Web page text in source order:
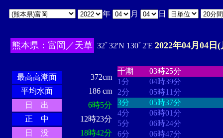
年 月 日
熊本県：富岡／天草 32ﾟ32'N 130ﾟ2'E 2022年04月04日(
最高高潮面
372cm
平均水面
186 cm
日 出
6時5分
正 中
12時23分
日 没
18時42分
干潮
03時25分
1分
04時39分
2分
05時11分
3分
05時37分
4分
06時01分
5分
06時24分
6分
06時47分